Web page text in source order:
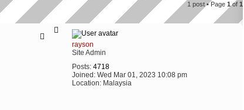
1 post • Page 1of 1
rayson
Site Admin
Posts: 4718
Joined:Wed Mar 01, 2023 10:08 pm
Location:Malaysia